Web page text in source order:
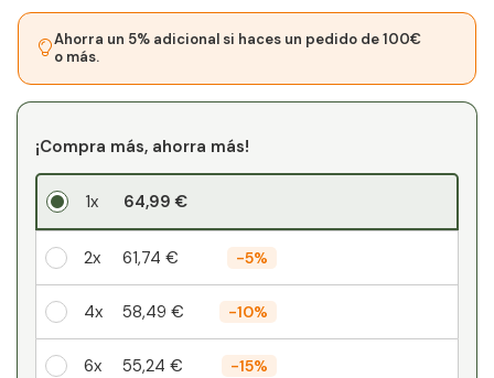
Ahorra un 5% adicional si haces un pedido de 100€
o más.
¡Compra más, ahorra más!
1x 64,99 €
2x 61,74 € -5%
4x 58,49 € -10%
6x 55,24 € -15%